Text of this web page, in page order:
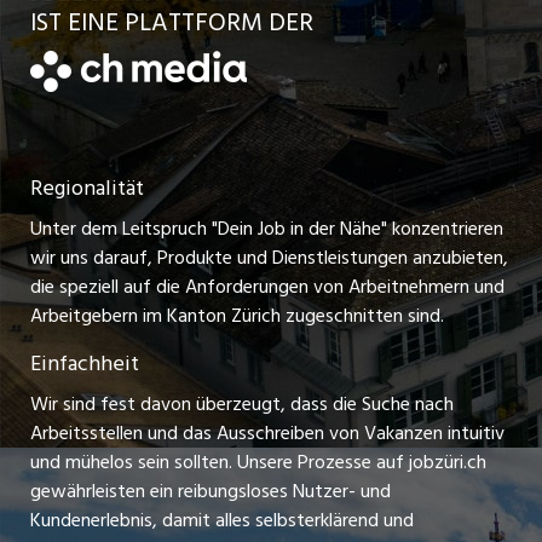
Jobs in der Stadt Horgen
Festanstellungen
Temporäre Jobs
Freelance Jobs
Praktikum-Jobs
Lehrstellen
Ferienjobs
Führungspositionen
Arbeitgeber
Schnittstelle
AGB
Datenschutzerklärung
Nutzungsbedingungen
Impressum
Stellenmeldepflicht
jobbern.ch
jobmittelland.ch
zentraljob.ch
myjob.ch
schaffu.ch (VS)
ajourjob.ch
limmattalerzeitung.ch
radio24.ch
IST EINE PLATTFORM DER
Regionalität
Unter dem Leitspruch "Dein Job in der Nähe" konzentrieren
wir uns darauf, Produkte und Dienstleistungen anzubieten,
die speziell auf die Anforderungen von Arbeitnehmern und
Arbeitgebern im Kanton Zürich zugeschnitten sind.
Einfachheit
Wir sind fest davon überzeugt, dass die Suche nach
Arbeitsstellen und das Ausschreiben von Vakanzen intuitiv
und mühelos sein sollten. Unsere Prozesse auf jobzüri.ch
gewährleisten ein reibungsloses Nutzer- und
Kundenerlebnis, damit alles selbsterklärend und